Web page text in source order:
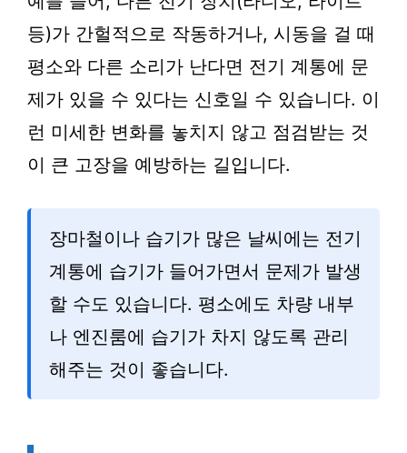
등)가 간헐적으로 작동하거나, 시동을 걸 때
평소와 다른 소리가 난다면 전기 계통에 문
제가 있을 수 있다는 신호일 수 있습니다. 이
런 미세한 변화를 놓치지 않고 점검받는 것
이 큰 고장을 예방하는 길입니다.
장마철이나 습기가 많은 날씨에는 전기
계통에 습기가 들어가면서 문제가 발생
할 수도 있습니다. 평소에도 차량 내부
나 엔진룸에 습기가 차지 않도록 관리
해주는 것이 좋습니다.